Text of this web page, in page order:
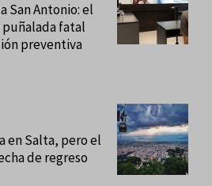
San Antonio: el
puñalada fatal
preventiva
en Salta, pero el
de regreso